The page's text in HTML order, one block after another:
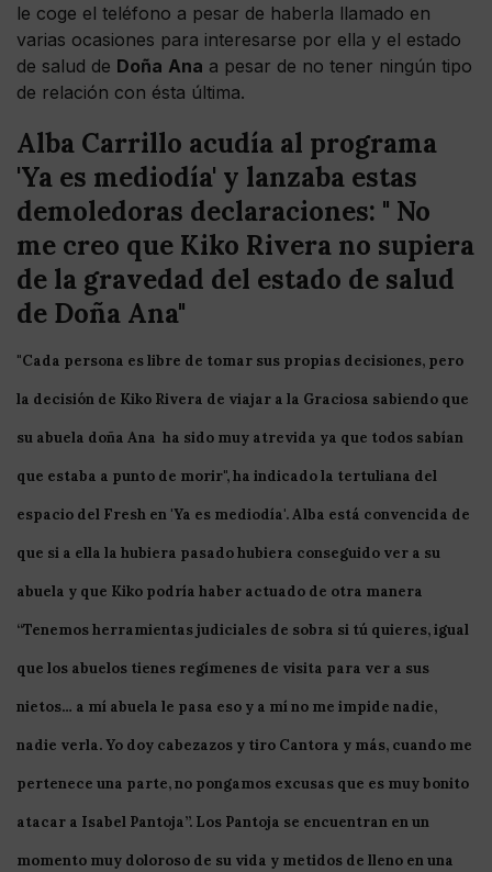
le coge el teléfono a pesar de haberla llamado en
varias ocasiones para interesarse por ella y el estado
de salud de Doña Ana a pesar de no tener ningún tipo
de relación con ésta última.
Alba Carrillo acudía al programa
'Ya es mediodía' y lanzaba estas
demoledoras declaraciones: " No
me creo que Kiko Rivera no supiera
de la gravedad del estado de salud
de Doña Ana"
"Cada persona es libre de tomar sus propias decisiones, pero
la decisión de Kiko Rivera de viajar a la Graciosa sabiendo que
su abuela doña Ana ha sido muy atrevida ya que todos sabían
que estaba a punto de morir", ha indicado la tertuliana del
espacio del Fresh en 'Ya es mediodía'. Alba está convencida de
que si a ella la hubiera pasado hubiera conseguido ver a su
abuela y que Kiko podría haber actuado de otra manera
“Tenemos herramientas judiciales de sobra si tú quieres, igual
que los abuelos tienes regímenes de visita para ver a sus
nietos… a mí abuela le pasa eso y a mí no me impide nadie,
nadie verla. Yo doy cabezazos y tiro Cantora y más, cuando me
pertenece una parte, no pongamos excusas que es muy bonito
atacar a Isabel Pantoja”. Los Pantoja se encuentran en un
momento muy doloroso de su vida y metidos de lleno en una